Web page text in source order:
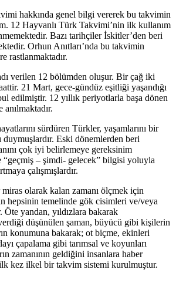
hakkında genel bilgi vererek bu takvimin
12 Hayvanlı Türk Takvimi’nin ilk kullanım
Bazı tarihçiler İskitler’den beri
Orhun Anıtları’nda bu takvimin
rastlanmaktadır.
verilen 12 bölümden oluşur. Bir çağ iki
21 Mart, gece-gündüz eşitliği yaşandığı
edilmiştir. 12 yıllık periyotlarla başa dönen
anılmaktadır.
sürdüren Türkler, yaşamlarını bir
duymuşlardır. Eski dönemlerden beri
çok iyi belirlemeye gereksinim
“geçmiş – şimdi- gelecek” bilgisi yoluyla
çalışmışlardır.
miras olarak kalan zamanı ölçmek için
hepsinin temelinde gök cisimleri ve/veya
yandan, yıldızlara bakarak
düşünülen şaman, büyücü gibi kişilerin
konumuna bakarak; ot biçme, ekinleri
çapalama gibi tarımsal ve koyunları
zamanının geldiğini insanlara haber
kez ilkel bir takvim sistemi kurulmuştur.